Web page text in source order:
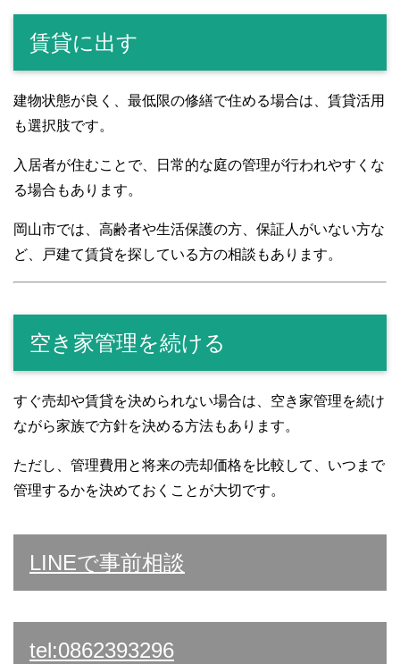
賃貸に出す
建物状態が良く、最低限の修繕で住める場合は、賃貸活用
も選択肢です。
入居者が住むことで、日常的な庭の管理が行われやすくな
る場合もあります。
岡山市では、高齢者や生活保護の方、保証人がいない方な
ど、戸建て賃貸を探している方の相談もあります。
空き家管理を続ける
すぐ売却や賃貸を決められない場合は、空き家管理を続け
ながら家族で方針を決める方法もあります。
ただし、管理費用と将来の売却価格を比較して、いつまで
管理するかを決めておくことが大切です。
LINEで事前相談
tel:0862393296